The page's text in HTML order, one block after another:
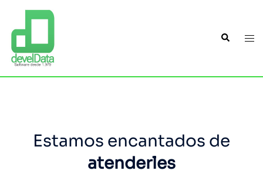
Estamos encantados de
atenderles